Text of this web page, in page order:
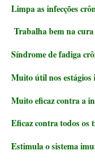
Limpa as infecções
Trabalha bem na cura
Síndrome de fadiga
Muito útil nos estágios
Muito eficaz contra a
Eficaz contra todos os
Estimula o sistema